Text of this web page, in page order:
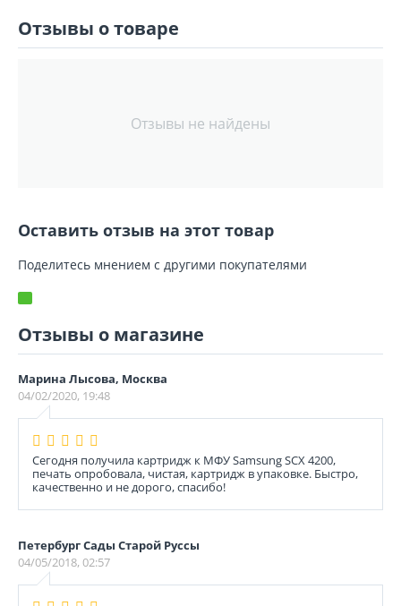
Отзывы о товаре
Отзывы не найдены
Оставить отзыв на этот товар
Поделитесь мнением с другими покупателями
Отзывы о магазине
Марина Лысова, Москва
04/02/2020, 19:48
Сегодня получила картридж к МФУ Samsung SCX 4200,
печать опробовала, чистая, картридж в упаковке. Быстро,
качественно и не дорого, спасибо!
Петербург Сады Старой Руссы
04/05/2018, 02:57